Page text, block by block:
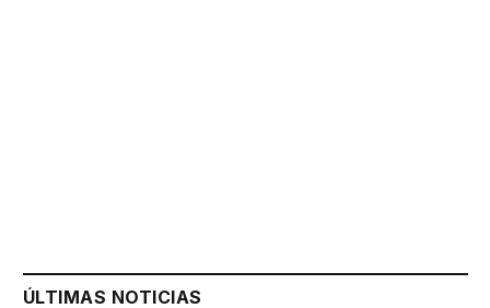
ÚLTIMAS NOTICIAS